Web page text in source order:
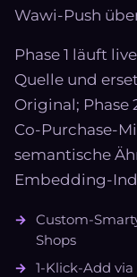
Wawi-Push
Phase 1 läuft
Quelle und
Original;
Co-Purchase-
semantische
Embedding-
Custom-
Shops
1-Klick-Add